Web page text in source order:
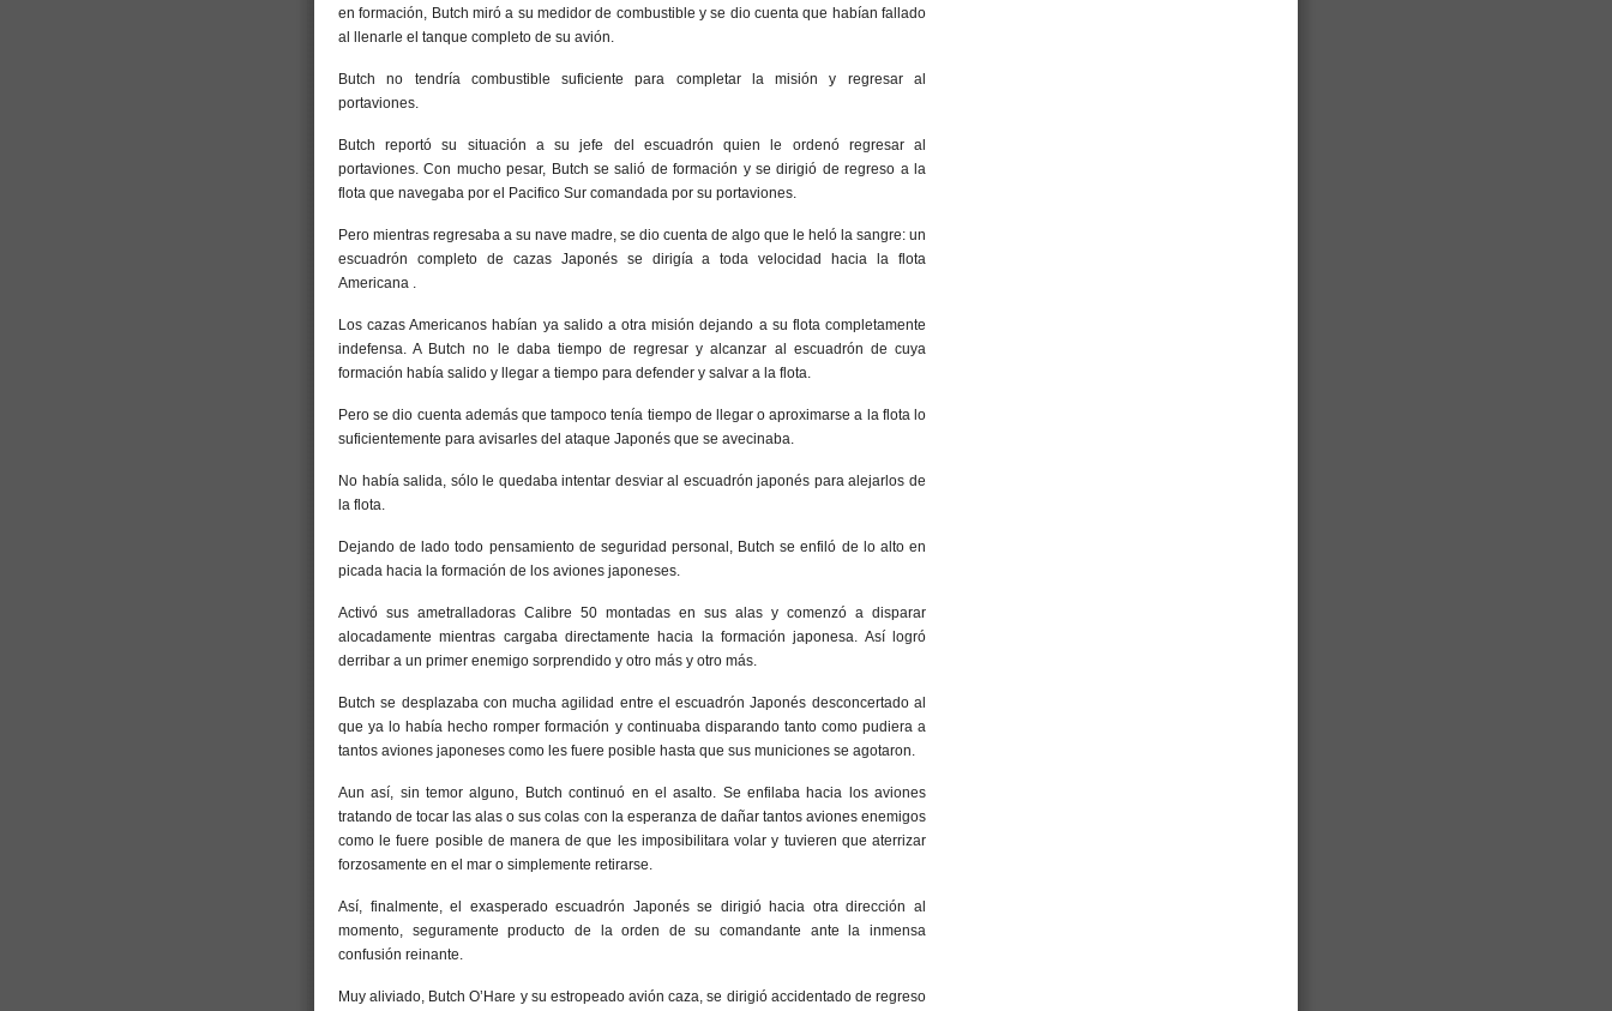
en formación, Butch miró a su medidor de combustible y se dio cuenta que habían fallado
al llenarle el tanque completo de su avión.
Butch no tendría combustible suficiente para completar la misión y regresar al
portaviones.
Butch reportó su situación a su jefe del escuadrón quien le ordenó regresar al
portaviones. Con mucho pesar, Butch se salió de formación y se dirigió de regreso a la
flota que navegaba por el Pacifico Sur comandada por su portaviones.
Pero mientras regresaba a su nave madre, se dio cuenta de algo que le heló la sangre: un
escuadrón completo de cazas Japonés se dirigía a toda velocidad hacia la flota
Americana .
Los cazas Americanos habían ya salido a otra misión dejando a su flota completamente
indefensa. A Butch no le daba tiempo de regresar y alcanzar al escuadrón de cuya
formación había salido y llegar a tiempo para defender y salvar a la flota.
Pero se dio cuenta además que tampoco tenía tiempo de llegar o aproximarse a la flota lo
suficientemente para avisarles del ataque Japonés que se avecinaba.
No había salida, sólo le quedaba intentar desviar al escuadrón japonés para alejarlos de
la flota.
Dejando de lado todo pensamiento de seguridad personal, Butch se enfiló de lo alto en
picada hacia la formación de los aviones japoneses.
Activó sus ametralladoras Calibre 50 montadas en sus alas y comenzó a disparar
alocadamente mientras cargaba directamente hacia la formación japonesa. Así logró
derribar a un primer enemigo sorprendido y otro más y otro más.
Butch se desplazaba con mucha agilidad entre el escuadrón Japonés desconcertado al
que ya lo había hecho romper formación y continuaba disparando tanto como pudiera a
tantos aviones japoneses como les fuere posible hasta que sus municiones se agotaron.
Aun así, sin temor alguno, Butch continuó en el asalto. Se enfilaba hacia los aviones
tratando de tocar las alas o sus colas con la esperanza de dañar tantos aviones enemigos
como le fuere posible de manera de que les imposibilitara volar y tuvieren que aterrizar
forzosamente en el mar o simplemente retirarse.
Así, finalmente, el exasperado escuadrón Japonés se dirigió hacia otra dirección al
momento, seguramente producto de la orden de su comandante ante la inmensa
confusión reinante.
Muy aliviado, Butch O’Hare y su estropeado avión caza, se dirigió accidentado de regreso